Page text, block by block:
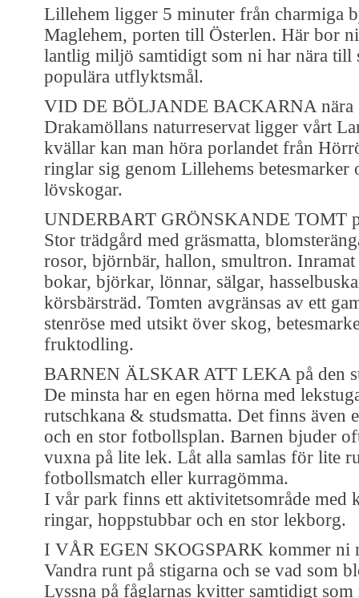
Lillehem ligger 5 minuter från charmiga
Maglehem, porten till Österlen. Här bor
lantlig miljö samtidigt som ni har nära till
populära utflyktsmål.
VID DE BÖLJANDE BACKARNA nära
Drakamöllans naturreservat ligger vårt
kvällar kan man höra porlandet från
ringlar sig genom Lillehems betesmarker
lövskogar.
UNDERBART GRÖNSKANDE TOMT
Stor trädgård med gräsmatta,
rosor, björnbär, hallon, smultron. Inramat
bokar, björkar, lönnar, sälgar,
körsbärsträd. Tomten avgränsas av ett
stenröse med utsikt över skog,
fruktodling.
BARNEN ÄLSKAR ATT LEKA på den
De minsta har en egen hörna med
rutschkana & studsmatta. Det finns även
och en stor fotbollsplan. Barnen bjuder
vuxna på lite lek. Låt alla samlas för lite
fotbollsmatch eller kurragömma.
I vår park finns ett aktivitetsområde med
ringar, hoppstubbar och en stor lekborg.
I VÅR EGEN SKOGSPARK kommer ni
Vandra runt på stigarna och se vad som
Lyssna på fåglarnas kvitter samtidigt som